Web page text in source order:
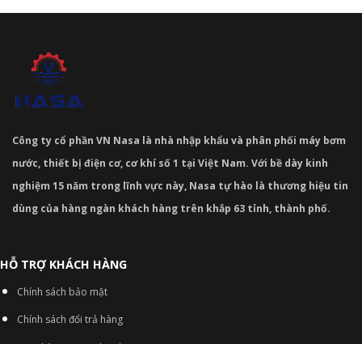
Công ty cổ phần VN Nasa là nhà nhập khẩu và phân phối máy bơm
nước, thiết bị điện cơ, cơ khí số 1 tại Việt Nam. Với bề dày kinh
nghiệm 15 năm trong lĩnh vực này, Nasa tự hào là thương hiệu tin
dùng của hàng ngàn khách hàng trên khắp 63 tỉnh, thành phố.
HỖ TRỢ KHÁCH HÀNG
Chính sách bảo mật
Chính sách đổi trả hàng